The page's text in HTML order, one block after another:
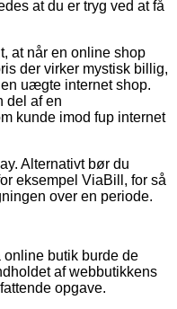
at du er tryg ved at få
at når en online shop
der virker mystisk billig,
uægte internet shop.
del af en
kunde imod fup internet
Alternativt bør du
eksempel ViaBill, for så
over en periode.
online butik burde de
af webbutikkens
opgave.